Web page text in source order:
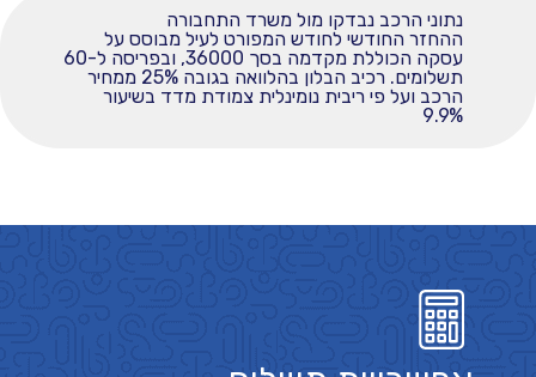
נתוני הרכב נבדקו מול משרד התחבורה
ההחזר החודשי לחודש המפורט לעיל מבוסס על
עסקה הכוללת מקדמה בסך 36000, ובפריסה ל-60
תשלומים. רכיב הבלון בהלוואה בגובה 25% ממחיר
הרכב ועל פי ריבית נומינלית צמודת מדד בשיעור
9.9%